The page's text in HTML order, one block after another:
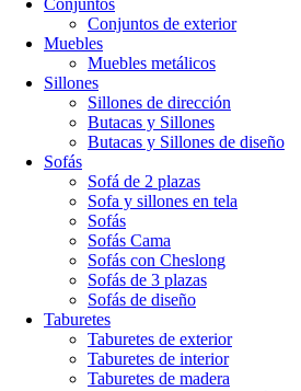
Conjuntos
Conjuntos de exterior
Muebles
Muebles metálicos
Sillones
Sillones de dirección
Butacas y Sillones
Butacas y Sillones de diseño
Sofás
Sofá de 2 plazas
Sofa y sillones en tela
Sofás
Sofás Cama
Sofás con Cheslong
Sofás de 3 plazas
Sofás de diseño
Taburetes
Taburetes de exterior
Taburetes de interior
Taburetes de madera